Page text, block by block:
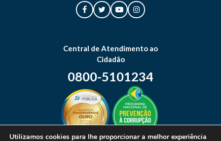
Central de Atendimento ao
Cidadão
0800-5101234
Utilizamos cookies para lhe proporcionar a melhor experiência